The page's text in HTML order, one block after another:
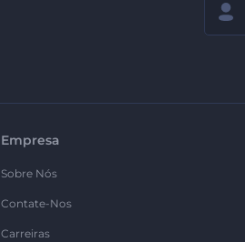
Empresa
Sobre Nós
Contate-Nos
Carreiras